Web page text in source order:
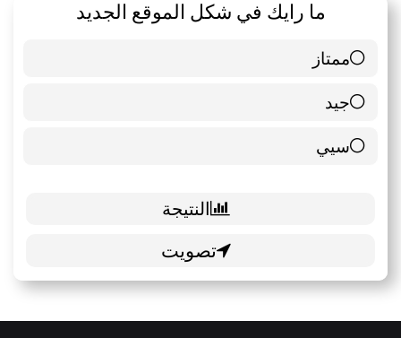
ما رايك في شكل الموقع الجديد
ممتاز
6 ( 85.71 % )
جيد
0 ( 0 % )
سيي
1 ( 14.29 % )